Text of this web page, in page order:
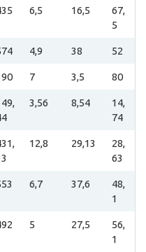
6,5 16,5
67,
5
4,9 38 52
7 3,5 80
3,56 8,54
14,
74
12,8 29,13
28,
63
6,7 37,6
48,
1
5 27,5
56,
1